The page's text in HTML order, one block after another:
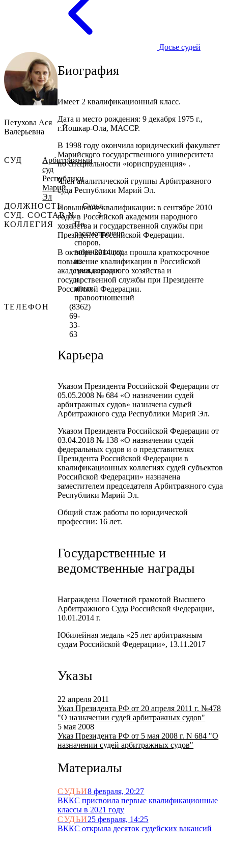
Досье судей
Петухова Ася
Валерьевна
СУД
Арбитражный
суд
Республики
Марий
Эл
ДОЛЖНОСТЬ
Судья
СУД. СОСТАВ №
3
КОЛЛЕГИЯ
По
рассмотрению
споров,
возникающих
из
гражданских
и
иных
правоотношений
ТЕЛЕФОН
(8362)
69-
33-
63
Биография
Имеет 2 квалификационный класс.
Дата и место рождения: 9 декабря 1975 г.,
г.Йошкар-Ола, МАССР.
В 1998 году окончила юридический факультет
Марийского государственного университета
по специальности «юриспруденция» .
Член аналитической группы Арбитражного
суда Республики Марий Эл.
Повышение квалификации: в сентябре 2010
года, в Российской академии народного
хозяйства и государственной службы при
Президенте Российской Федерации.
В октябре 2014 года прошла краткосрочное
повышение квалификации в Российской
академии народного хозяйства и
государственной службы при Президенте
Российской Федерации.
Карьера
Указом Президента Российской Федерации от
05.05.2008 № 684 «О назначении судей
арбитражных судов» назначена судьей
Арбитражного суда Республики Марий Эл.
Указом Президента Российской Федерации от
03.04.2018 № 138 «О назначении судей
федеральных судов и о представителях
Президента Российской Федерации в
квалификационных коллегиях судей субъектов
Российской Федерации» назначена
заместителем председателя Арбитражного суда
Республики Марий Эл.
Общий стаж работы по юридической
профессии: 16 лет.
Государственные и
ведомственные награды
Награждена Почетной грамотой Высшего
Арбитражного Суда Российской Федерации,
10.01.2014 г.
Юбилейная медаль «25 лет арбитражным
судам Российской Федерации», 13.11.2017
Указы
22 апреля 2011
Указ Президента РФ от 20 апреля 2011 г. №478
"О назначении судей арбитражных судов"
5 мая 2008
Указ Президента РФ от 5 мая 2008 г. N 684 "О
назначении судей арбитражных судов"
Материалы
СУДЬИ8 февраля, 20:27
ВККС присвоила первые квалификационные
классы в 2021 году
СУДЬИ25 февраля, 14:25
ВККС открыла десяток судейских вакансий